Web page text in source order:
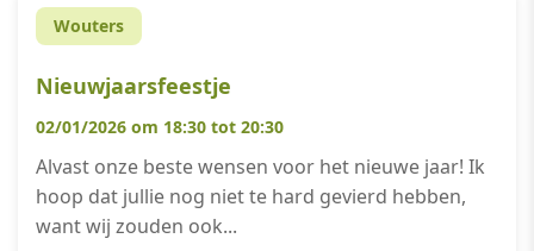
Wouters
Nieuwjaarsfeestje
02/01/2026 om 18:30 tot 20:30
Alvast onze beste wensen voor het nieuwe jaar! Ik
hoop dat jullie nog niet te hard gevierd hebben,
want wij zouden ook...